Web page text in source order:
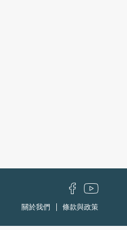
關於我們
條款與政策